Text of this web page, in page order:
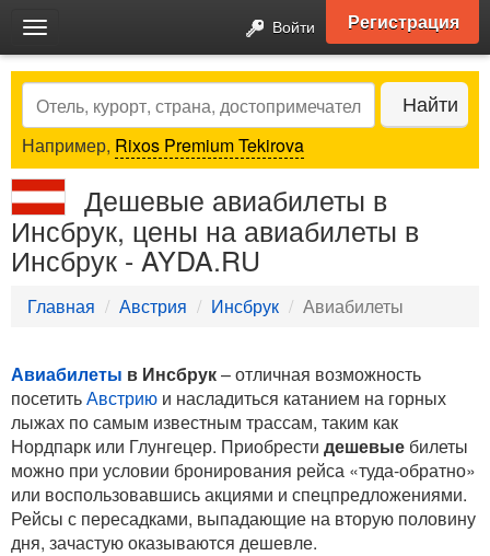
Toggle
navigation
Войти Регистрация
Search Найти
Например, Rixos Premium Tekirova
Дешевые авиабилеты в
Инсбрук, цены на авиабилеты в
Инсбрук - AYDA.RU
Главная Австрия Инсбрук Авиабилеты
Авиабилеты в Инсбрук– отличная возможность
посетитьАвстрию и насладиться катанием на горных
лыжах по самым известным трассам, таким как
Нордпарк или Глунгецер. Приобрести дешевые билеты
можно при условии бронирования рейса «туда-обратно»
или воспользовавшись акциями и спецпредложениями.
Рейсы с пересадками, выпадающие на вторую половину
дня, зачастую оказываются дешевле.